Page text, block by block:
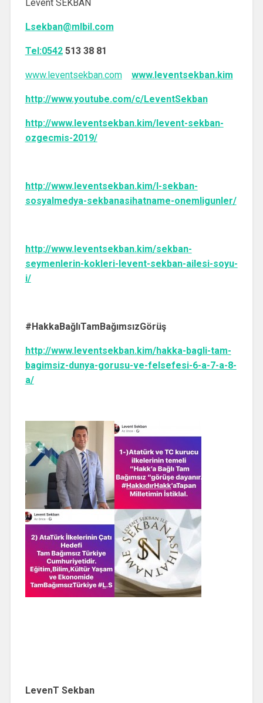
Levent SEKBAN
Lsekban@mlbil.com
Tel:0542513 38 81
www.leventsekban.com www.leventsekban.kim
http://www.youtube.com/c/LeventSekban
http://www.leventsekban.kim/levent-sekban-
ozgecmis-2019/
http://www.leventsekban.kim/l-sekban-
sosyalmedya-sekbanasihatname-onemligunler/
http://www.leventsekban.kim/sekban-
seymenlerin-kokleri-levent-sekban-ailesi-soyu-
i/
#HakkaBağlıTamBağımsızGörüş
http://www.leventsekban.kim/hakka-bagli-tam-
bagimsiz-dunya-gorusu-ve-felsefesi-6-a-7-a-8-
a/
LevenT Sekban